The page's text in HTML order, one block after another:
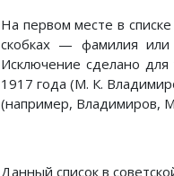
На первом месте в
скобках — фамилия
Исключение сделано
1917 года (М. К.
(например, Владимиров,
Данный список в